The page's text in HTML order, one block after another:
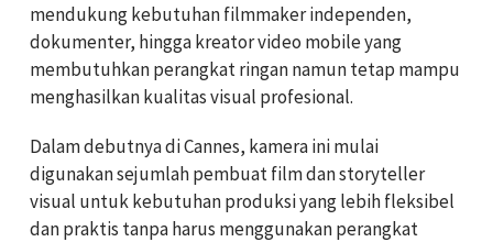
mendukung kebutuhan filmmaker independen,
dokumenter, hingga kreator video mobile yang
membutuhkan perangkat ringan namun tetap mampu
menghasilkan kualitas visual profesional.
Dalam debutnya di Cannes, kamera ini mulai
digunakan sejumlah pembuat film dan storyteller
visual untuk kebutuhan produksi yang lebih fleksibel
dan praktis tanpa harus menggunakan perangkat